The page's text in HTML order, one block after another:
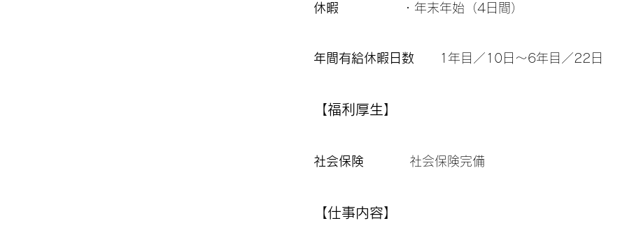
休暇
・年末年始（4日間）
年間有給休暇日数 1年目／10日～6年目／22日
【福利厚生】
社会保険 社会保険完備
【仕事内容】